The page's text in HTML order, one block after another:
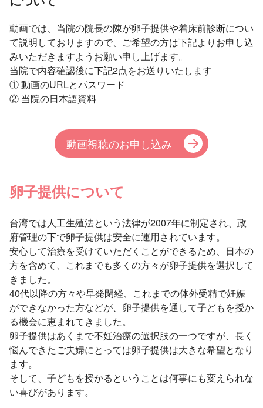
動画では、当院の院長の陳が卵子提供や着床前診断につい
て説明しておりますので、ご希望の方は下記よりお申し込
みいただきますようお願い申し上げます。
当院で内容確認後に下記2点をお送りいたします
① 動画のURLとパスワード
② 当院の日本語資料
動画視聴のお申し込み
卵子提供について
台湾では人工生殖法という法律が2007年に制定され、政
府管理の下で卵子提供は安全に運用されています。
安心して治療を受けていただくことができるため、日本の
方を含めて、これまでも多くの方々が卵子提供を選択して
きました。
40代以降の方々や早発閉経、これまでの体外受精で妊娠
ができなかった方などが、卵子提供を通して子どもを授か
る機会に恵まれてきました。
卵子提供はあくまで不妊治療の選択肢の一つですが、長く
悩んできたご夫婦にとっては卵子提供は大きな希望となり
ます。
そして、子どもを授かるということは何事にも変えられな
い喜びがあります。